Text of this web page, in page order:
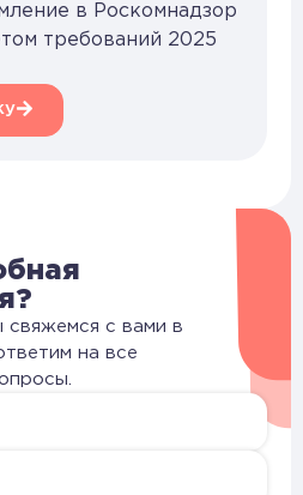
в Роскомнадзор
требований 2025
свяжемся с вами в
на все